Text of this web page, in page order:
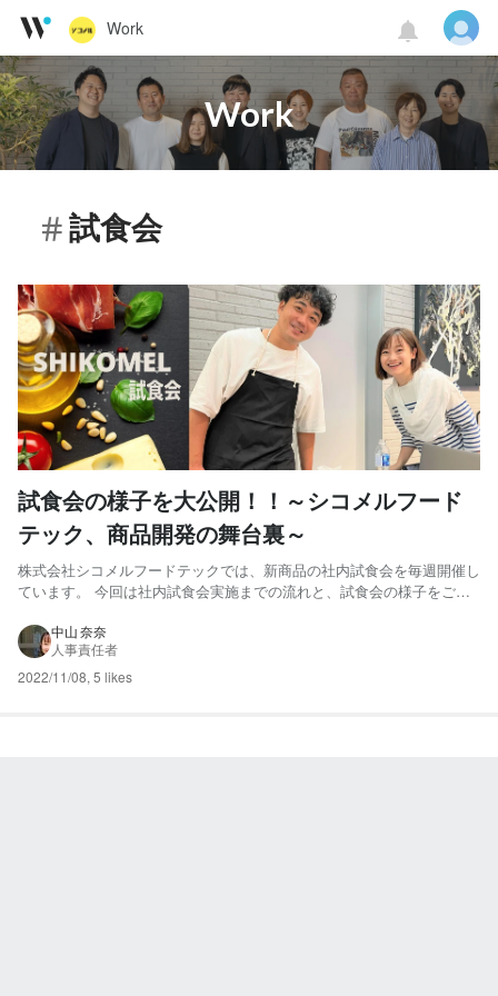
Work
Work
試食会
試食会の様子を大公開！！～シコメルフード
テック、商品開発の舞台裏～
株式会社シコメルフードテックでは、新商品の社内試食会を毎週開催し
ています。 今回は社内試食会実施までの流れと、試食会の様子をご紹
と、人事の中山奈奈です） 試食会の流れ 試食会の様子をご紹介 まず
は、ライセンス事業部！ つづいて、商品企画部の試食会です！...
中山 奈奈
人事責任者
2022/11/08, 5 likes